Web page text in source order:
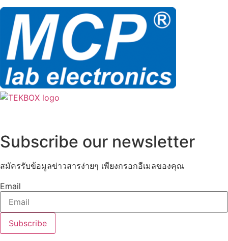
Subscribe our newsletter
สมัครรับข้อมูลข่าวสารง่ายๆ เพียงกรอกอีเมลของคุณ
Email
Subscribe